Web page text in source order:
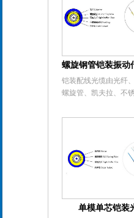
铠装配线光缆由光纤
螺旋管、凯夫拉、不
良的机械特性，易于
播电视系统、楼宇智
电力控制系统、交通
单模单芯铠装